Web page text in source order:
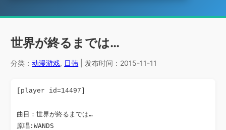
世界が終るまでは…
分类：动漫游戏, 日韩 | 发布时间：2015-11-11
[player id=14497]
曲目：世界が終るまでは…
原唱:WANDS